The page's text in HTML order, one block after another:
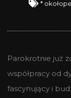
*
Parokrotnie już
współpracy od
fascynujący i